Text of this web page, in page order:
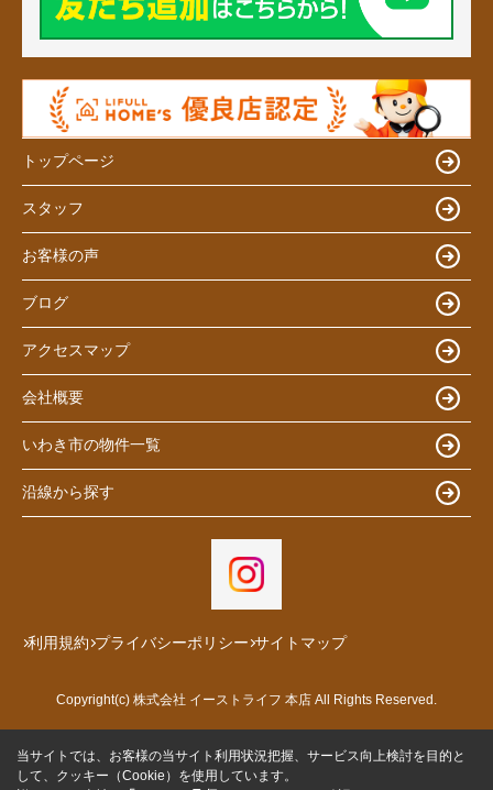
トップページ
スタッフ
お客様の声
ブログ
アクセスマップ
会社概要
いわき市の物件一覧
沿線から探す
利用規約 プライバシーポリシー サイトマップ
Copyright(c) 株式会社 イーストライフ 本店 All Rights Reserved.
当サイトでは、お客様の当サイト利用状況把握、サービス向上検討を目的と
して、クッキー（Cookie）を使用しています。